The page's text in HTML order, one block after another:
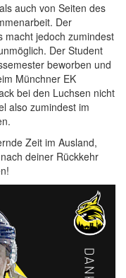
auch von Seiten des
Der
macht jedoch zumindest
Der Student
beworben und
Münchner EK
bei den Luchsen nicht
also zumindest im
Zeit im Ausland,
deiner Rückkehr